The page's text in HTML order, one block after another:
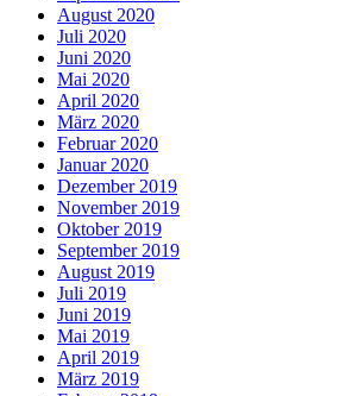
August 2020
Juli 2020
Juni 2020
Mai 2020
April 2020
März 2020
Februar 2020
Januar 2020
Dezember 2019
November 2019
Oktober 2019
September 2019
August 2019
Juli 2019
Juni 2019
Mai 2019
April 2019
März 2019